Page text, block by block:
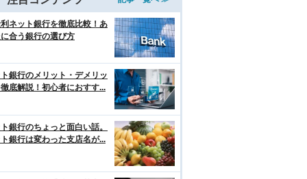
ネット銀行を徹底比較！あ
合う銀行の選び方
銀行のメリット・デメリッ
徹底解説！初心者におすす...
銀行のちょっと面白い話。
銀行は変わった支店名が...